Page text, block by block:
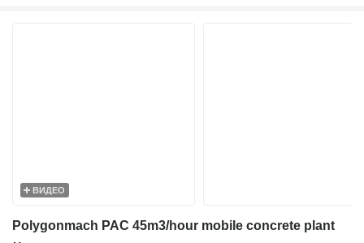
ВИДЕО
Polygonmach PAC 45m3/hour mobile concrete plant